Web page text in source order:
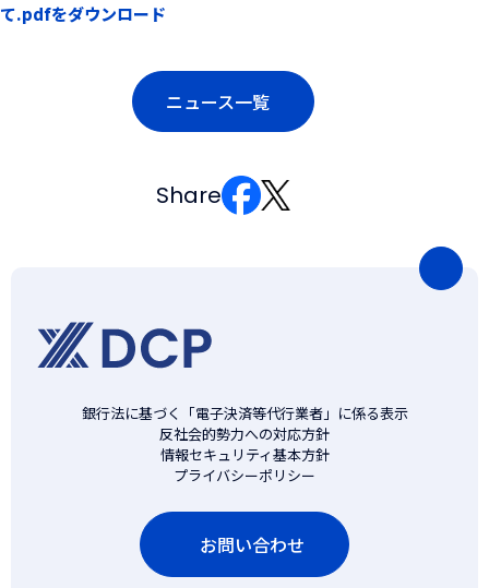
て.pdfをダウンロード
ニュース一覧
Share
銀行法に基づく「電子決済等代行業者」に係る表示
反社会的勢力への対応方針
情報セキュリティ基本方針
プライバシーポリシー
お問い合わせ